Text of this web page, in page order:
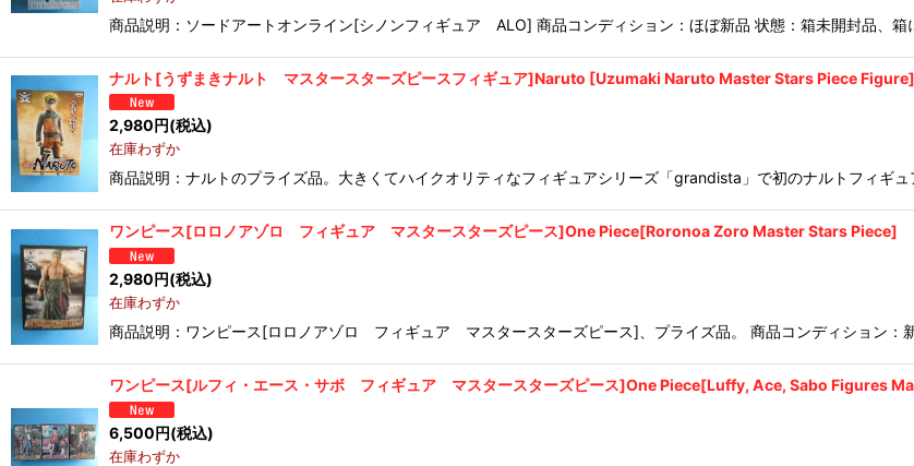
商品説明：ソードアートオンライン[シノンフィギュア ALO] 商品コンディション：ほぼ新品 状態：箱未開封品、
ナルト[うずまきナルト マスタースターズピースフィギュア]Naruto [Uzumaki Naruto Master Stars Piece Figure]
2,980円(税込)
在庫わずか
商品説明：ナルトのプライズ品。大きくてハイクオリティなフィギュアシリーズ「grandista」で初のナルトフィギ
ワンピース[ロロノアゾロ フィギュア マスタースターズピース]One Piece[Roronoa Zoro Master Stars Piece]
2,980円(税込)
在庫わずか
商品説明：ワンピース[ロロノアゾロ フィギュア マスタースターズピース]、プライズ品。 商品コンディション：
ワンピース[ルフィ・エース・サボ フィギュア マスタースターズピース]One Piece[Luffy, Ace, Sabo Figures
6,500円(税込)
在庫わずか